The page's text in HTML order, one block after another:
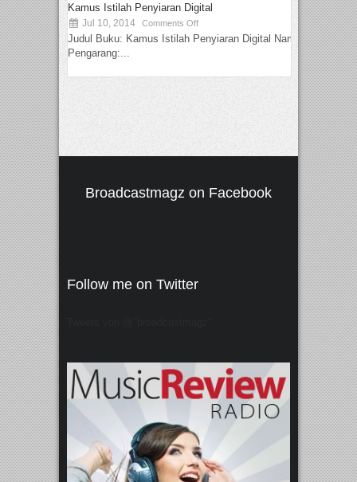
Kamus Istilah Penyiaran Digital
Jul 10, 2014 Comments Off
Judul Buku: Kamus Istilah Penyiaran Digital Nama
Pengarang:...
Broadcastmagz on Facebook
Follow me on Twitter